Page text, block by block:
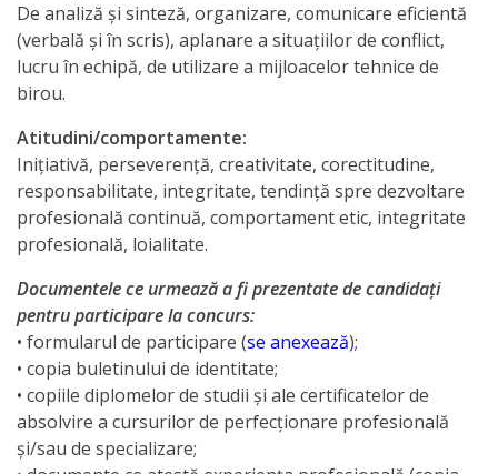
participa
la
Documente
relevante
Arhiva
Voluntariat
Documente
relevante
De analiză şi sinteză, organizare, comunicare eficientă
(verbală şi în scris), aplanare a situaţiilor de conflict,
lucru în echipă, de utilizare a mijloacelor tehnice de
birou.
Atitudini/comportamente:
Iniţiativă, perseverenţă, creativitate, corectitudine,
responsabilitate, integritate, tendinţă spre dezvoltare
profesională continuă, comportament etic, integritate
profesională, loialitate.
Documentele ce urmează a fi prezentate de candidaţi
pentru participare la concurs:
• formularul de participare (se anexează);
• copia buletinului de identitate;
• copiile diplomelor de studii şi ale certificatelor de
absolvire a cursurilor de perfecţionare profesională
şi/sau de specializare;